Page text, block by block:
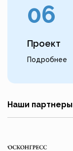
06
Проект
Подробнее
Наши партнеры